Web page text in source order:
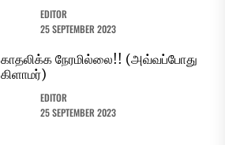
EDITOR
25 SEPTEMBER 2023
காதலிக்க நேரமில்லை!! (அவ்வப்போது
கிளாமர்)
EDITOR
25 SEPTEMBER 2023